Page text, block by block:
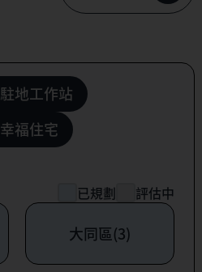
駐地工作站
幸福住宅
已規劃 評估中
大同區(3)